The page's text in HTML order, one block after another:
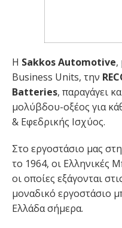
H Sakkos Automotive,
Business Units, την
Batteries, παραγάγει
μολύβδου-οξέος για
& Εφεδρικής Ισχύος.
Στο εργοστάσιο μας
το 1964, οι Ελληνικές
οι οποίες εξάγονται
μοναδικό εργοστάσιο
Ελλάδα σήμερα.